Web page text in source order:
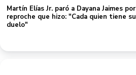
Martín Elías Jr. paró a Dayana Jaimes por
reproche que hizo: "Cada quien tiene su
duelo"